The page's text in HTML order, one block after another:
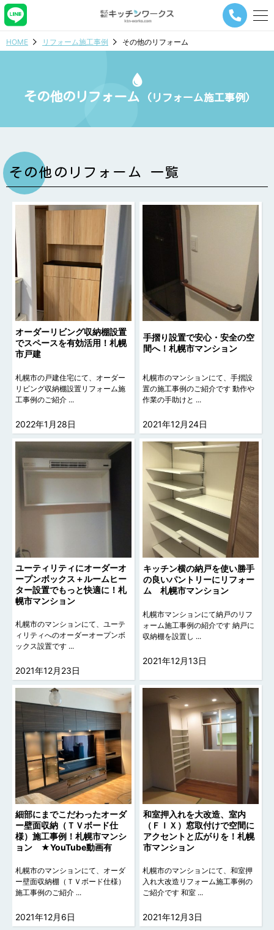
メ
ー
ン
HOME リフォーム施工事例 その他のリフォーム
その他のリフォーム (リフォーム施工事例)
その他のリフォーム 一覧
オーダーリビング収納棚設置
でスペースを有効活用！札幌
市戸建
札幌市の戸建住宅にて、オーダー
リビング収納棚設置リフォーム施
工事例のご紹介 ...
2022年1月28日
手摺り設置で安心・安全の空
間へ！札幌市マンション
札幌市のマンションにて、手摺設
置の施工事例のご紹介です 動作や
作業の手助けと ...
2021年12月24日
ユーティリティにオーダーオ
ープンボックス＋ルームヒー
ター設置でもっと快適に！札
幌市マンション
札幌市のマンションにて、ユーテ
ィリティへのオーダーオープンボ
ックス設置です ...
2021年12月23日
キッチン横の納戸を使い勝手
の良いパントリーにリフォー
ム 札幌市マンション
札幌市マンションにて納戸のリフ
ォーム施工事例の紹介です 納戸に
収納棚を設置し ...
2021年12月13日
細部にまでこだわったオーダ
ー壁面収納（ＴＶボード仕
様）施工事例！札幌市マンシ
ョン ★YouTube動画有
札幌市のマンションにて、オーダ
ー壁面収納棚（ＴＶボード仕様）
施工事例のご紹介 ...
2021年12月6日
和室押入れを大改造、室内
（ＦＩＸ）窓取付けで空間に
アクセントと広がりを！札幌
市マンション
札幌市のマンションにて、和室押
入れ大改造リフォーム施工事例の
ご紹介です 和室 ...
2021年12月3日